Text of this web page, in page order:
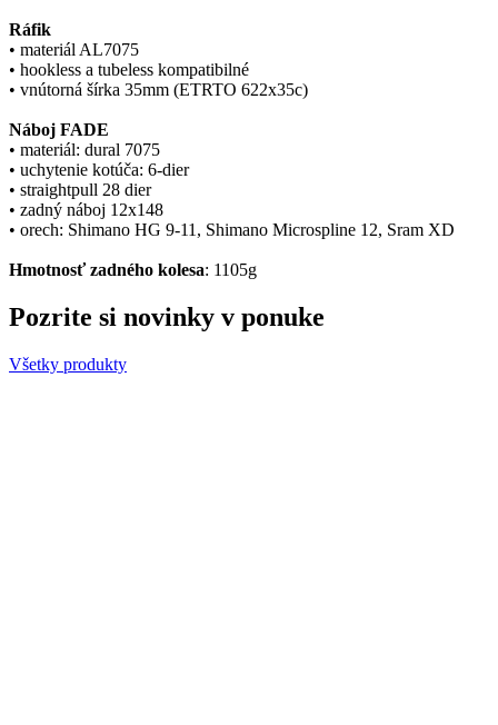
Ráfik
• materiál AL7075
• hookless a tubeless kompatibilné
• vnútorná šírka 35mm (ETRTO 622x35c)
Náboj FADE
• materiál: dural 7075
• uchytenie kotúča: 6-dier
• straightpull 28 dier
• zadný náboj 12x148
• orech: Shimano HG 9-11, Shimano Microspline 12, Sram XD
Hmotnosť zadného kolesa: 1105g
Pozrite si novinky v ponuke
Všetky produkty